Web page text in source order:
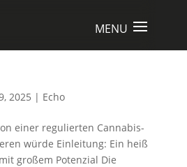
2025 | Echo
einer regulierten Cannabis-
würde Einleitung: Ein heiß
großem Potenzial Die